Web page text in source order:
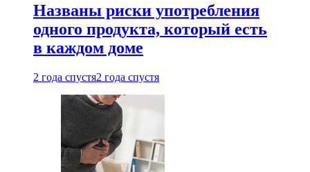
Названы риски употребления
одного продукта, который есть
в каждом доме
2 года спустя2 года спустя